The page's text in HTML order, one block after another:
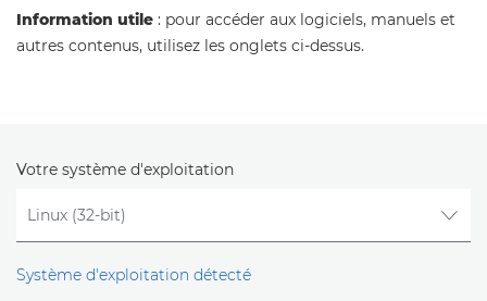
Information utile : pour accéder aux logiciels, manuels et
autres contenus, utilisez les onglets ci-dessus.
Votre système d'exploitation
Système d'exploitation détecté